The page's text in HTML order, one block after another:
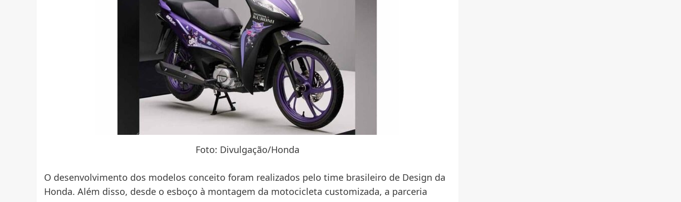
Foto: Divulgação/Honda
O desenvolvimento dos modelos conceito foram realizados pelo time brasileiro de Design da
Honda. Além disso, desde o esboço à montagem da motocicleta customizada, a parceria